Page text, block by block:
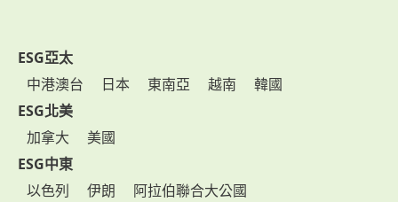
ESG亞太
中港澳台
日本 東南亞 越南
韓國
ESG北美
加拿大
美國
ESG中東
以色列
伊朗 阿拉伯聯合大公國